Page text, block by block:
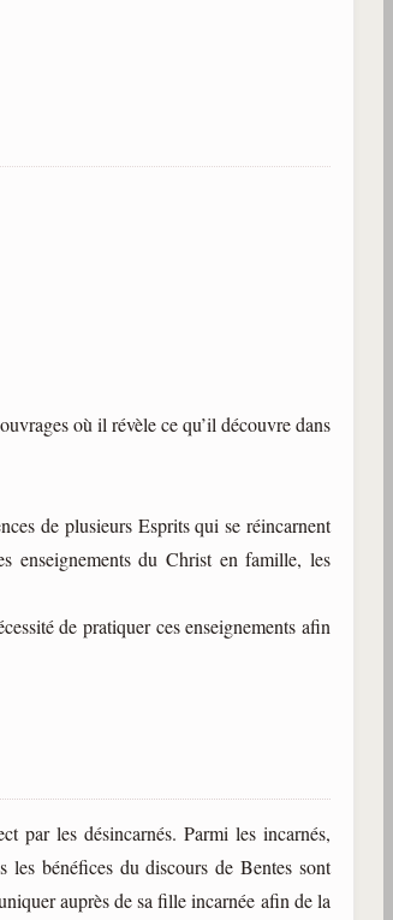
où il révèle ce qu’il découvre dans
de plusieurs Esprits qui se réincarnent
enseignements du Christ en famille, les
de pratiquer ces enseignements afin
par les désincarnés. Parmi les incarnés,
les bénéfices du discours de Bentes sont
auprès de sa fille incarnée afin de la